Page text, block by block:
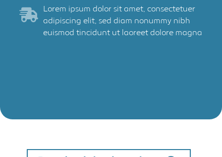
Lorem ipsum dolor sit amet, consectetuer
adipiscing elit, sed diam nonummy nibh
euismod tincidunt ut laoreet dolore magna